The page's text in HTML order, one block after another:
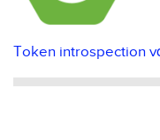
Token introspection